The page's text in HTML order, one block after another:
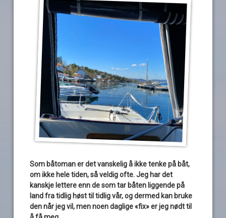
Som båtoman er det vanskelig å ikke tenke på båt,
om ikke hele tiden, så veldig ofte. Jeg har det
kanskje lettere enn de som tar båten liggende på
land fra tidlig høst til tidlig vår, og dermed kan bruke
den når jeg vil, men noen daglige «fix» er jeg nødt til